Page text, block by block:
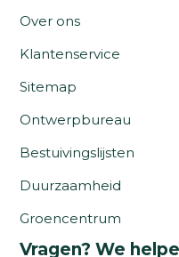
Over ons
Klantenservice
Sitemap
Ontwerpbureau
Bestuivingslijsten
Duurzaamheid
Groencentrum
Vragen? We